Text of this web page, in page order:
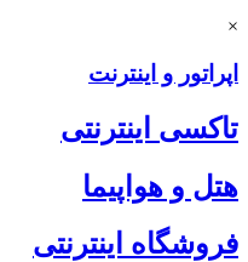
×
اپراتور و اینترنت
تاکسی اینترنتی
هتل و هواپیما
فروشگاه اینترنتی